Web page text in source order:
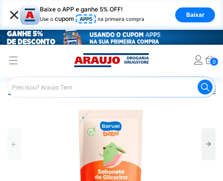
× Baixe o APP e ganhe 5% OFF!
Use o cupom APP5 na primeira compra
Baixar
0
Araujo Infantil Sabonete Infantil